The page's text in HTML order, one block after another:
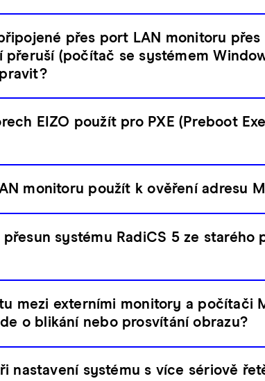
přes port LAN monitoru přes
(počítač se systémem
EIZO použít pro PXE (Preboot
monitoru použít k ověření adresu
systému RadiCS 5 ze starého
mezi externími monitory a počítači
o blikání nebo prosvítání obrazu?
nastavení systému s více sériově